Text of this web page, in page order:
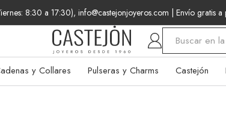
8:30 a 17:30), info@castejonjoyeros.com | Envío gratis
y Collares Pulseras y Charms Castejón